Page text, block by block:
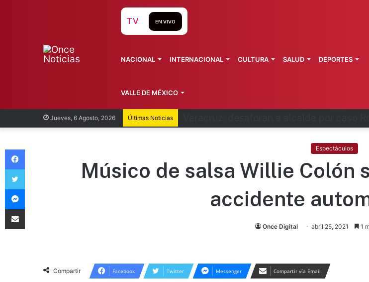
Jueves, 6 Agosto, 2026 Últimas Noticias
TV EN VIVO
NACIONAL INTERNACIONAL CULTURA SALUD DEPORTES
VALLE DE MÉXICO
Espectáculos
Músico de salsa Willie Colón
accidente
Once Digital abril 25, 2021 1
Compartir Facebook Twitter Messenger Compartir vía Email